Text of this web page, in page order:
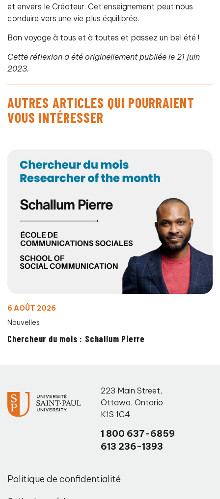
et envers le Créateur. Cet enseignement peut nous
conduire vers une vie plus équilibrée.
Bon voyage à tous et à toutes et passez un bel été !
Cette réflexion a été originellement publiée le 21 juin
2023.
AUTRES ARTICLES QUI POURRAIENT
VOUS INTÉRESSER
6 AOÛT 2026
Nouvelles
Chercheur du mois : Schallum Pierre
223 Main Street,
Ottawa, Ontario
K1S 1C4
1 800 637-6859
613 236-1393
Politique de confidentialité